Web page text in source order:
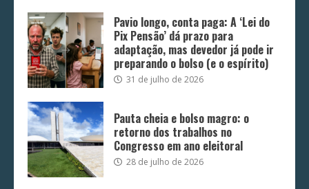
Pavio longo, conta paga: A ‘Lei do
Pix Pensão’ dá prazo para
adaptação, mas devedor já pode ir
preparando o bolso (e o espírito)
31 de julho de 2026
Pauta cheia e bolso magro: o
retorno dos trabalhos no
Congresso em ano eleitoral
28 de julho de 2026